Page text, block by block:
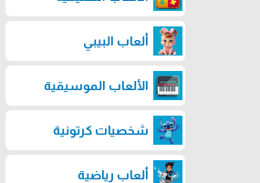
ألعاب البيبي
الألعاب الموسيقية
شخصيات كرتونية
ألعاب رياضية